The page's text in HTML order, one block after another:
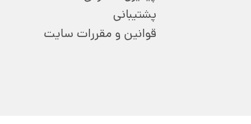
پشتیبانی
قوانین و مقررات سایت